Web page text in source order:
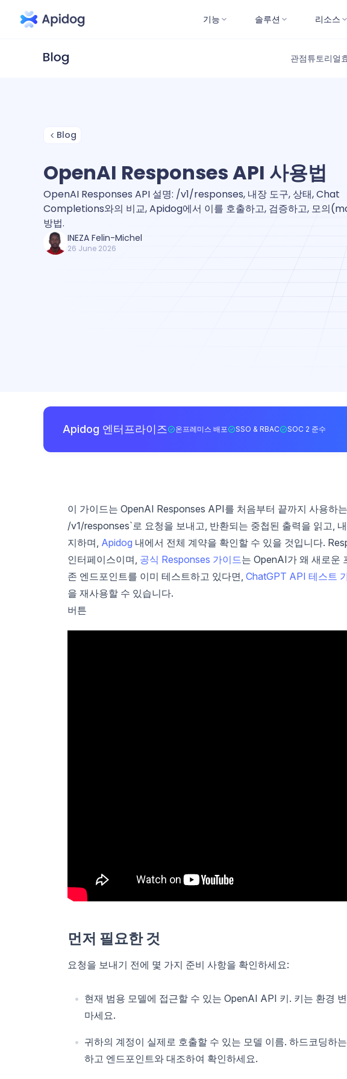
기능 솔루션 리소스
관점튜토리얼
Blog
OpenAI Responses API 사용법
OpenAI Responses API 설명: /v1/responses, 내장 도구, 상태, Chat
Completions와의 비교, Apidog에서 이를 호출하고, 검증하고, 모의
방법.
INEZA Felin-Michel
26 June 2026
Apidog 엔터프라이즈 온프레미스 배포 SSO & RBAC SOC 2 준수
이 가이드는 OpenAI Responses API를 처음부터 끝까지 사용하
/v1/responses`로 요청을 보내고, 반환되는 중첩된 출력을 읽고,
지하며, Apidog 내에서 전체 계약을 확인할 수 있을 것입니다.
인터페이스이며, 공식 Responses 가이드는 OpenAI가 왜 새로운
존 엔드포인트를 이미 테스트하고 있다면, ChatGPT API 테스트
을 재사용할 수 있습니다.
버튼
먼저 필요한 것
요청을 보내기 전에 몇 가지 준비 사항을 확인하세요:
현재 범용 모델에 접근할 수 있는 OpenAI API 키. 키는 환경
마세요.
귀하의 계정이 실제로 호출할 수 있는 모델 이름. 하드코딩하
하고 엔드포인트와 대조하여 확인하세요.